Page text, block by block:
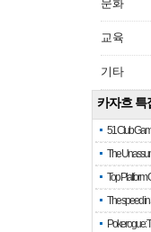
문화
교육
기타
카자흐 특
51 Club
The
Top
The speed
Pokerogue: